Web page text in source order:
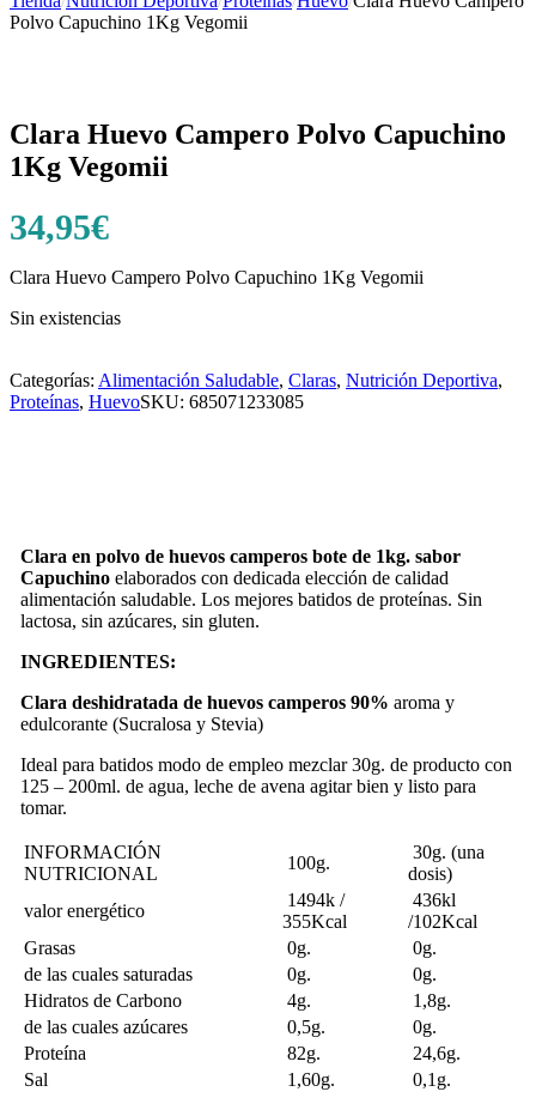
Polvo Capuchino 1Kg Vegomii
Clara Huevo Campero Polvo Capuchino
1Kg Vegomii
34,95€
Clara Huevo Campero Polvo Capuchino 1Kg Vegomii
Sin existencias
Categorías: Alimentación Saludable, Claras, Nutrición Deportiva,
Proteínas, HuevoSKU: 685071233085
Clara en polvo de huevos camperos bote de 1kg. sabor
Capuchinoelaborados con dedicada elección de calidad
alimentación saludable. Los mejores batidos de proteínas. Sin
lactosa, sin azúcares, sin gluten.
INGREDIENTES:
Clara deshidratada de huevos camperos 90% aroma y
edulcorante (Sucralosa y Stevia)
Ideal para batidos modo de empleo mezclar 30g. de producto con
125 – 200ml. de agua, leche de avena agitar bien y listo para
tomar.
INFORMACIÓN
NUTRICIONAL
100g.
30g. (una
dosis)
valor energético
1494k /
355Kcal
436kl
/102Kcal
Grasas
0g.
0g.
de las cuales saturadas
0g.
0g.
Hidratos de Carbono
4g.
1,8g.
de las cuales azúcares
0,5g.
0g.
Proteína
82g.
24,6g.
Sal
1,60g. 0,1g.